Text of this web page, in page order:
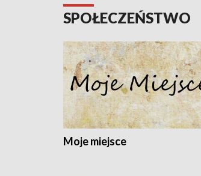
SPOŁECZEŃSTWO
Moje miejsce